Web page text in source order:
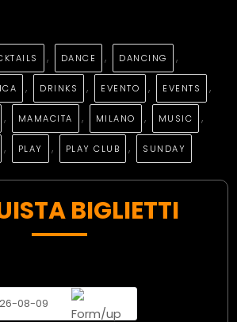
, DANCE , DANCING ,
, DRINKS , EVENTO , EVENTS ,
, MAMACITA , MILANO , MUSIC ,
, PLAY , PLAY CLUB , SUNDAY
BIGLIETTI
08-09